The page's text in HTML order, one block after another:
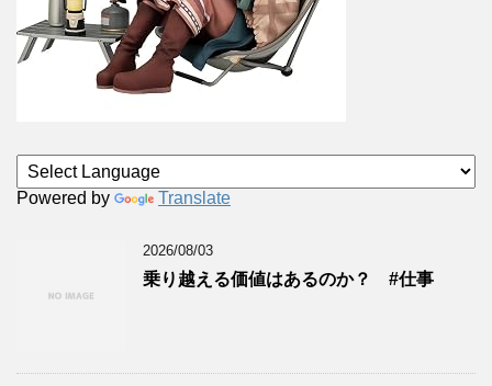
Powered by Translate
2026/08/03
乗り越える価値はあるのか？ #仕事